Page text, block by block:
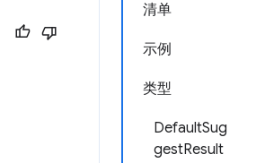
清单
示例
类型
DefaultSug
gestResult